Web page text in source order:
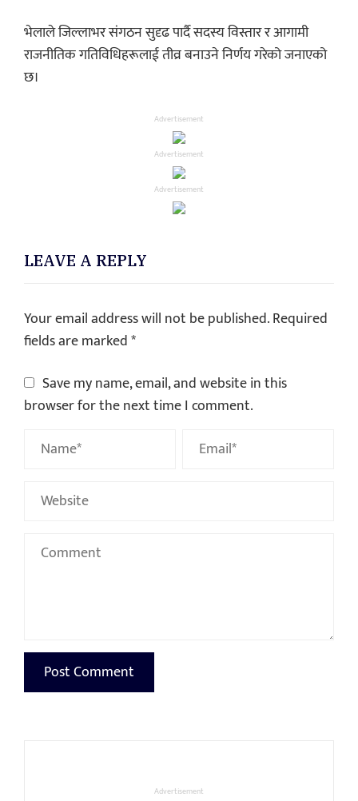
भेलाले जिल्लाभर संगठन सुदृढ पार्दै सदस्य विस्तार र आगामी
राजनीतिक गतिविधिहरूलाई तीव्र बनाउने निर्णय गरेको जनाएको
छ।
Advertisement
Advertisement
Advertisement
LEAVE A REPLY
Your email address will not be published.Required
fields are marked*
Save my name, email, and website in this
browser for the next time I comment.
Advertisement